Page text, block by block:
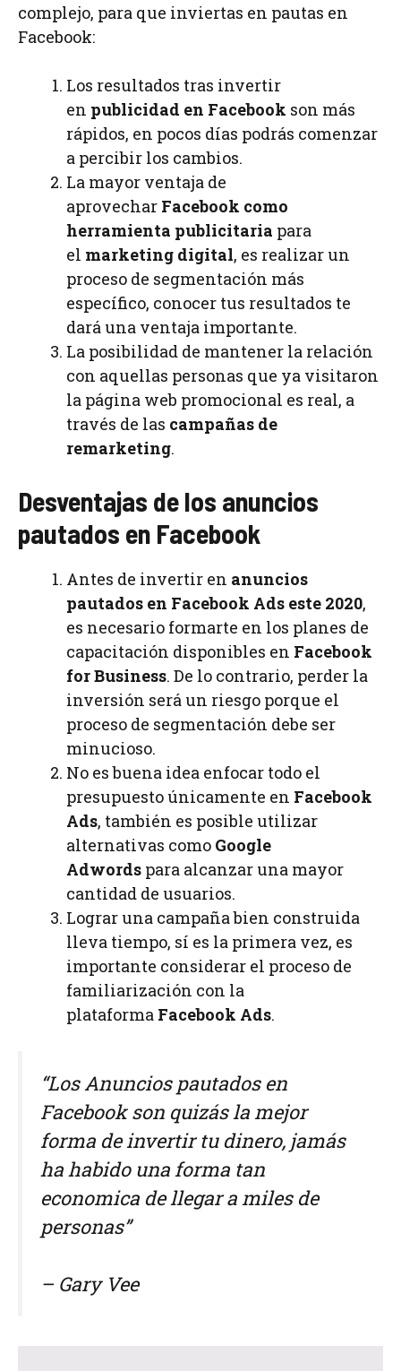
complejo, para que inviertas en pautas en
Facebook:
Los resultados tras invertir
en publicidad en Facebook son más
rápidos, en pocos días podrás comenzar
a percibir los cambios.
La mayor ventaja de
aprovechar Facebook como
herramienta publicitaria para
el marketing digital, es realizar un
proceso de segmentación más
específico, conocer tus resultados te
dará una ventaja importante.
La posibilidad de mantener la relación
con aquellas personas que ya visitaron
la página web promocional es real, a
través de las campañas de
remarketing.
Desventajas de los anuncios
pautados en Facebook
Antes de invertir en anuncios
pautados en Facebook Ads este 2020,
es necesario formarte en los planes de
capacitación disponibles en Facebook
for Business. De lo contrario, perder la
inversión será un riesgo porque el
proceso de segmentación debe ser
minucioso.
No es buena idea enfocar todo el
presupuesto únicamente en Facebook
Ads, también es posible utilizar
alternativas como Google
Adwords para alcanzar una mayor
cantidad de usuarios.
Lograr una campaña bien construida
lleva tiempo, sí es la primera vez, es
importante considerar el proceso de
familiarización con la
plataforma Facebook Ads.
“Los Anuncios pautados en
Facebook son quizás la mejor
forma de invertir tu dinero, jamás
ha habido una forma tan
economica de llegar a miles de
personas”
– Gary Vee